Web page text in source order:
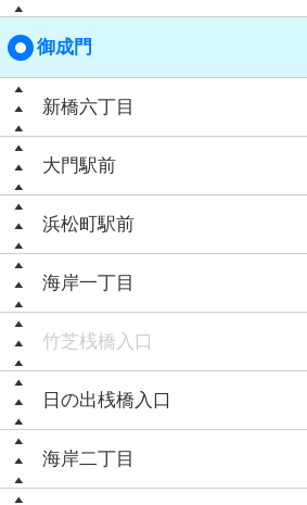
御成門
新橋六丁目
大門駅前
浜松町駅前
海岸一丁目
竹芝桟橋入口
日の出桟橋入口
海岸二丁目